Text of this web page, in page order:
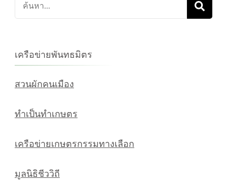
เกี่ยว
เครือข่ายพันทธมิตร
สวนผักคนเมือง
ทำเป็นทำเกษตร
เครือข่ายเกษตรกรรมทางเลือก
มูลนิธิชีววิถี